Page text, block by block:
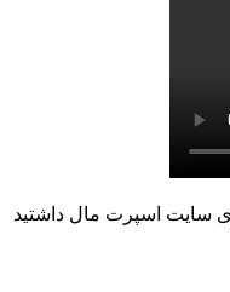
سایت اسپرت مال داشتید